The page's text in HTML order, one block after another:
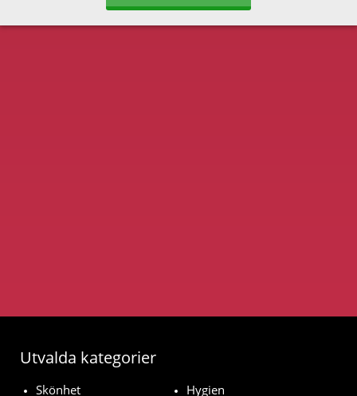
Utvalda kategorier
Skönhet Hygien